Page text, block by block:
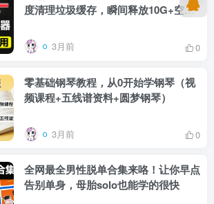
度清理垃圾缓存，瞬间释放10G+空间
3月前 0
零基础钢琴教程，从0开始学钢琴（视
频课程+五线谱资料+圆梦钢琴）
3月前 0
全网最全男性脱单合集来咯！让你早点
告别单身，母胎solo也能学的很快